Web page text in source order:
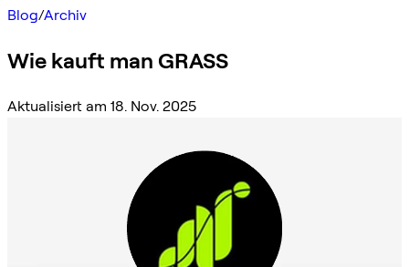
Blog/Archiv
Wie kauft man GRASS
Aktualisiert am 18. Nov. 2025